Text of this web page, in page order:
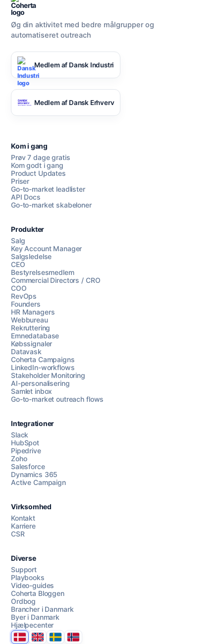
Chat med os
AI Campaign Assist
Øg din aktivitet med bedre målgrupper og
automatiseret outreach
Medlem af Dansk Industri
Medlem af Dansk Erhverv
Kom i gang
Prøv 7 dage gratis
Kom godt i gang
Product Updates
Priser
Go-to-market leadlister
API Docs
Go-to-market skabeloner
Produkter
Salg
Key Account Manager
Salgsledelse
CEO
Bestyrelsesmedlem
Commercial Directors / CRO
COO
RevOps
Founders
HR Managers
Webbureau
Rekruttering
Emnedatabase
Købssignaler
Datavask
Coherta Campaigns
LinkedIn-workflows
Stakeholder Monitoring
AI-personalisering
Samlet inbox
Go-to-market outreach flows
Integrationer
Slack
HubSpot
Pipedrive
Zoho
Salesforce
Dynamics 365
Active Campaign
Virksomhed
Kontakt
Karriere
CSR
Diverse
Support
Playbooks
Video-guides
Coherta Bloggen
Ordbog
Brancher i Danmark
Byer i Danmark
Hjælpecenter
DanmarkUnited Kingdom
SverigeNorge